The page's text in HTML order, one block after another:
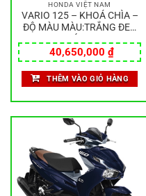
HONDA VIỆT NAM
VARIO 125 – KHOÁ CHÌA –
ĐỘ MÀU MÀU:TRẮNG ĐEN
40,650,000 ₫
THÊM VÀO GIỎ HÀNG